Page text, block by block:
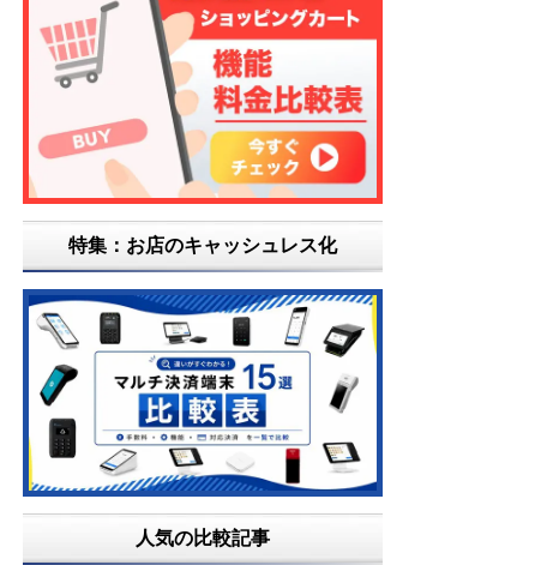
特集：お店のキャッシュレス化
人気の比較記事